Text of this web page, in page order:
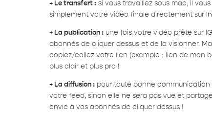
+ Le transfert :si vous travaillez sous mac, il
simplement votre vidéo finale directement sur
+ La publication :une fois votre vidéo prête sur
abonnés de cliquer dessus et de la visionner.
copiez/collez votre lien (exemple : lien de mon
plus clair et plus pro !
+ La diffusion :pour toute bonne communication
votre feed, sinon elle ne sera pas vue et
envie à vos abonnés de cliquer dessus !